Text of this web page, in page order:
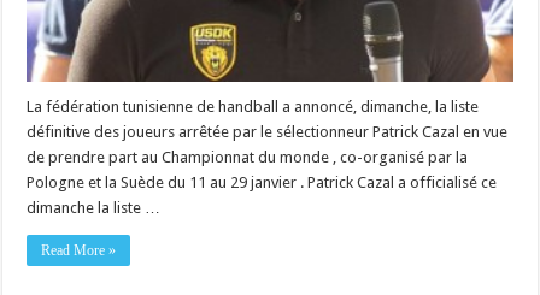
La fédération tunisienne de handball a annoncé, dimanche, la liste
définitive des joueurs arrêtée par le sélectionneur Patrick Cazal en vue
de prendre part au Championnat du monde , co-organisé par la
Pologne et la Suède du 11 au 29 janvier . Patrick Cazal a officialisé ce
dimanche la liste …
Read More »